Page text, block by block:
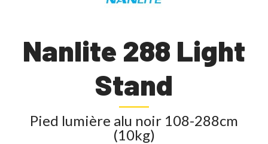
Nanlite 288 Light
Stand
Pied lumière alu noir 108-288cm
(10kg)